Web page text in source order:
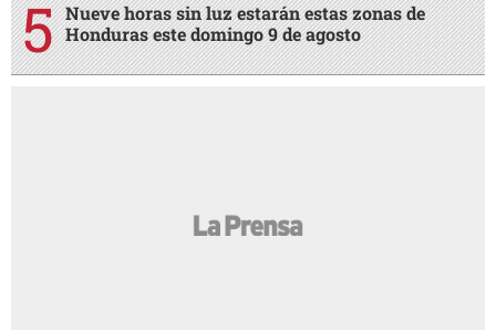
Nueve horas sin luz estarán estas zonas de
Honduras este domingo 9 de agosto